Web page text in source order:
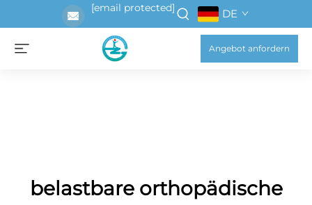
[email protected] DE
Angebot anfordern
belastbare orthopädische